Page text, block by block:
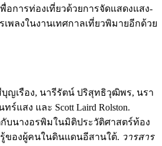
อการท่องเที่ยวด้วยการจัดแสดงแสง-
พลงในงานเทศกาลเที่ยวพิมายอีกด้วย
ญเรือง, นารีรัตน์ ปริสุทธิวุฒิพร, นรา
ร์แสง และ Scott Laird Rolston.
บนางอรพิมในมิติประวัติศาสตร์ท้อง
ของผู้คนในดินแดนอีสานใต้. วารสาร